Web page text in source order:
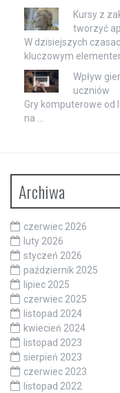
Kursy z
tworzyć
W dzisiejszych
kluczowym
Wpływ
uczniów
Gry komputerowe od
na …
Archiwa
czerwiec 2026
luty 2026
styczeń 2026
październik 2025
lipiec 2025
czerwiec 2025
listopad 2024
kwiecień 2024
listopad 2023
sierpień 2023
czerwiec 2023
listopad 2022